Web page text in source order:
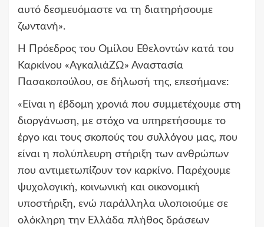
αυτό δεσμευόμαστε να τη διατηρήσουμε
ζωντανή».
Η Πρόεδρος του Ομίλου Εθελοντών κατά του
Καρκίνου «ΑγκαλιάΖΩ» Αναστασία
Πασακοπούλου, σε δήλωσή της, επεσήμανε:
«Είναι η έβδομη χρονιά που συμμετέχουμε στη
διοργάνωση, με στόχο να υπηρετήσουμε το
έργο και τους σκοπούς του συλλόγου μας, που
είναι η πολύπλευρη στήριξη των ανθρώπων
που αντιμετωπίζουν τον καρκίνο. Παρέχουμε
ψυχολογική, κοινωνική και οικονομική
υποστήριξη, ενώ παράλληλα υλοποιούμε σε
ολόκληρη την Ελλάδα πλήθος δράσεων